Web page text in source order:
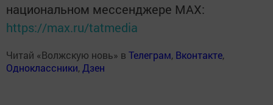
национальном мессенджере MАХ:
https://max.ru/tatmedia
Читай «Волжскую новь» в Телеграм, Вконтакте,
Одноклассники, Дзен